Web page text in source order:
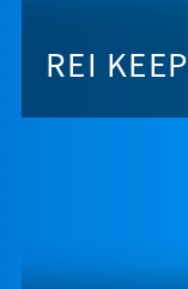
REI KEEP